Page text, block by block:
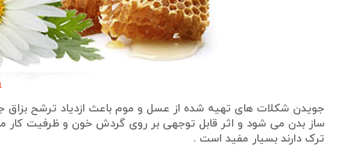
جویدن شکلات های تهیه شده از عسل و موم باعث ازدیاد ترشح
ساز بدن می شود و اثر قابل توجهی بر روی گردش خون و ظرفیت کار
ترک دارند بسیار مفید است .